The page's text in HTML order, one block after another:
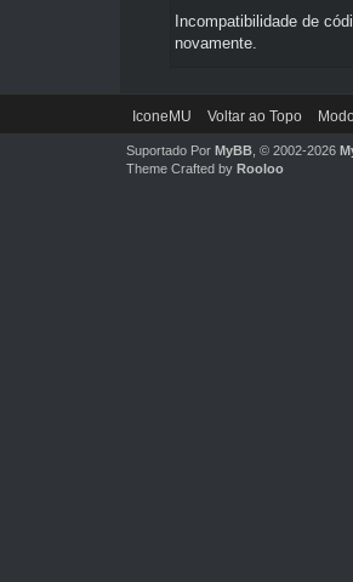
Incompatibilidade de
novamente.
IconeMU Voltar ao Topo
Suportado Por MyBB, © 2002-2026
Theme Crafted by Rooloo